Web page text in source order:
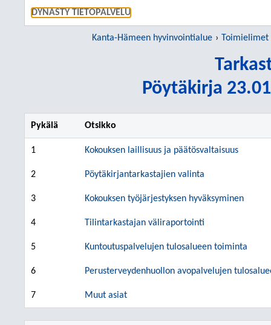
DYNASTY TIETOPALVELU
Kanta-Hämeen hyvinvointialue Toimielimet
Pöytäkirja
Pykälä Otsikko
1 Kokouksen laillisuus ja päätösvaltaisuus
2 Pöytäkirjantarkastajien valinta
3 Kokouksen työjärjestyksen hyväksyminen
4 Tilintarkastajan väliraportointi
5 Kuntoutuspalvelujen tulosalueen toiminta
6 Perusterveydenhuollon avopalvelujen
7 Muut asiat